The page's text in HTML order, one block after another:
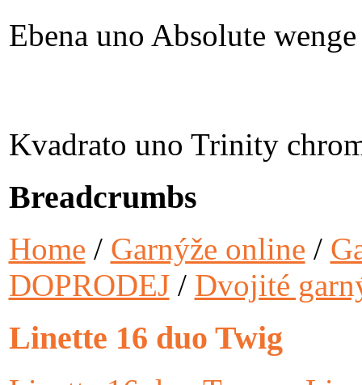
Ebena uno Absolute wenge
Kvadrato uno Trinity
Breadcrumbs
Home / Garnýže online /
DOPRODEJ/ Dvojité
Linette 16 duo Twig